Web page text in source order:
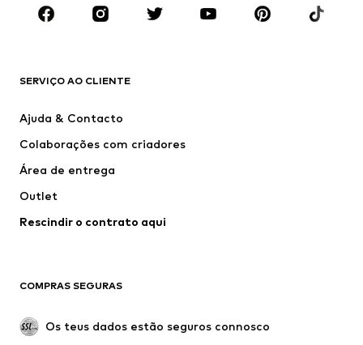
Acessórios
Premium
Novidades
Roupa interior
Sobretudos
Roupa de banho
Upcycling
SERVIÇO AO CLIENTE
Ajuda & Contacto
Colaborações com criadores
Área de entrega
Outlet
Rescindir o contrato aqui
COMPRAS SEGURAS
Os teus dados estão seguros connosco